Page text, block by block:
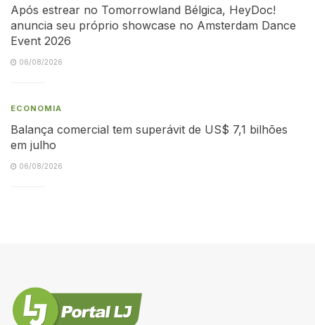
Após estrear no Tomorrowland Bélgica, HeyDoc!
anuncia seu próprio showcase no Amsterdam Dance
Event 2026
06/08/2026
ECONOMIA
Balança comercial tem superávit de US$ 7,1 bilhões
em julho
06/08/2026